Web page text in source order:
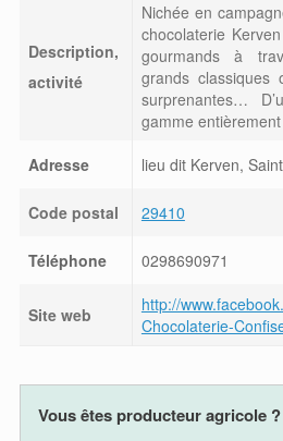
Description,
activité
Nichée en
chocolaterie
gourmands à
grands classiques
surprenantes…
gamme
Adresse
lieu dit Kerven,
Code postal 29410
Téléphone 0298690971
Site web
http://
Chocolaterie-
Vous êtes producteur agricole ?